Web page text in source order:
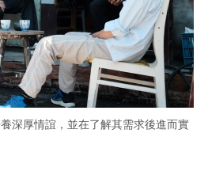
深厚情誼，並在了解其需求後進而實